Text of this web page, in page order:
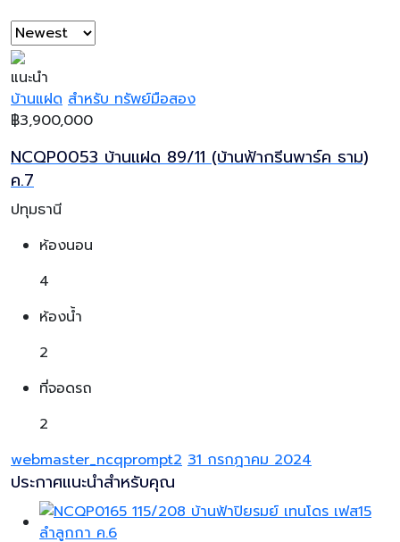
แนะนำ
บ้านแฝด สำหรับ ทรัพย์มือสอง
฿3,900,000
NCQP0053 บ้านแฝด 89/11 (บ้านฟ้ากรีนพาร์ค ธาม)
ค.7
ปทุมธานี
ห้องนอน
4
ห้องน้ำ
2
ที่จอดรถ
2
webmaster_ncqprompt2 31 กรกฎาคม 2024
ประกาศแนะนำสำหรับคุณ